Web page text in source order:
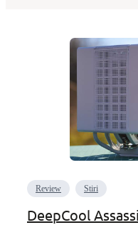
Review Stiri
DeepCool